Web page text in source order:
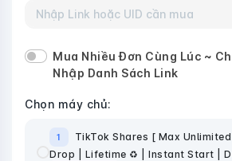
Mua Nhiều Đơn Cùng Lúc ~
Nhập Danh Sách Link
Chọn máy chủ:
1
TikTok Shares [ Max
Drop | Lifetime ♻️ | Instant Start |